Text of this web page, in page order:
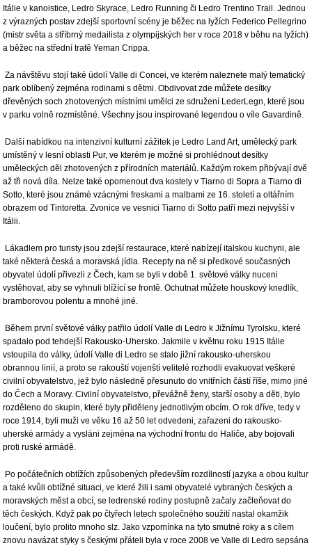
Itálie v kanoistice, Ledro Skyrace, Ledro Running či Ledro Trentino Trail. Jednou
z výrazných postav zdejší sportovní scény je běžec na lyžích Federico Pellegrino
(mistr světa a stříbrný medailista z olympijských her v roce 2018 v běhu na lyžích)
a běžec na střední tratě Yeman Crippa.
Za návštěvu stojí také údolí Valle di Concei, ve kterém naleznete malý tematický
park oblíbený zejména rodinami s dětmi. Obdivovat zde můžete desítky
dřevěných soch zhotovených místními umělci ze sdružení LederLegn, které jsou
v parku volně rozmístěné. Všechny jsou inspirované legendou o víle Gavardině.
Další nabídkou na intenzivní kulturní zážitek je Ledro Land Art, umělecký park
umístěný v lesní oblasti Pur, ve kterém je možné si prohlédnout desítky
uměleckých děl zhotovených z přírodních materiálů. Každým rokem přibývají dvě
až tři nová díla. Nelze také opomenout dva kostely v Tiarno di Sopra a Tiarno di
Sotto, které jsou známé vzácnými freskami a malbami ze 16. století a oltářním
obrazem od Tintoretta. Zvonice ve vesnici Tiarno di Sotto patří mezi nejvyšší v
Itálii.
Lákadlem pro turisty jsou zdejší restaurace, které nabízejí italskou kuchyni, ale
také některá česká a moravská jídla. Recepty na ně si předkové současných
obyvatel údolí přivezli z Čech, kam se byli v době 1. světové války nuceni
vystěhovat, aby se vyhnuli blížící se frontě. Ochutnat můžete houskový knedlík,
bramborovou polentu a mnohé jiné.
Během první světové války patřilo údolí Valle di Ledro k Jižnímu Tyrolsku, které
spadalo pod tehdejší Rakousko-Uhersko. Jakmile v květnu roku 1915 Itálie
vstoupila do války, údolí Valle di Ledro se stalo jižní rakousko-uherskou
obrannou linií, a proto se rakouští vojenští velitelé rozhodli evakuovat veškeré
civilní obyvatelstvo, jež bylo následně přesunuto do vnitřních částí říše, mimo jiné
do Čech a Moravy. Civilní obyvatelstvo, převážně ženy, starší osoby a děti, bylo
rozděleno do skupin, které byly přiděleny jednotlivým obcím. O rok dříve, tedy v
roce 1914, byli muži ve věku 16 až 50 let odvedeni, zařazeni do rakousko-
uherské armády a vysláni zejména na východní frontu do Haliče, aby bojovali
proti ruské armádě.
Po počátečních obtížích způsobených především rozdílností jazyka a obou kultur
a také kvůli obtížné situaci, ve které žili i sami obyvatelé vybraných českých a
moravských měst a obcí, se ledrenské rodiny postupně začaly začleňovat do
těch českých. Když pak po čtyřech letech společného soužití nastal okamžik
loučení, bylo prolito mnoho slz. Jako vzpomínka na tyto smutné roky a s cílem
znovu navázat styky s českými přáteli byla v roce 2008 ve Valle di Ledro sepsána